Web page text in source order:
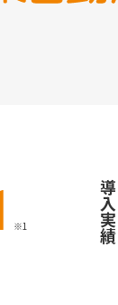
※1
導
入
実
績